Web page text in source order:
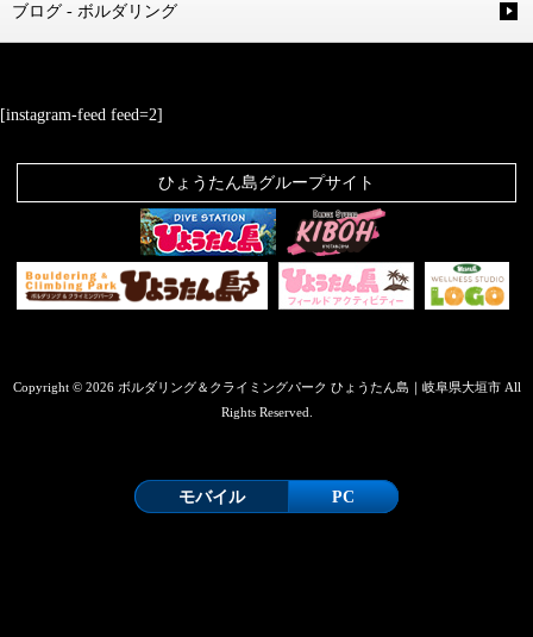
ブログ - ボルダリング
[instagram-feed feed=2]
ひょうたん島グループサイト
Copyright © 2026 ボルダリング＆クライミングパーク ひょうたん島｜岐阜県大垣市 All
Rights Reserved.
モバイル PC